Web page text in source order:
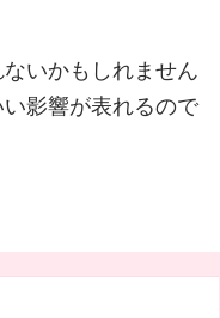
いかもしれません
影響が表れるので